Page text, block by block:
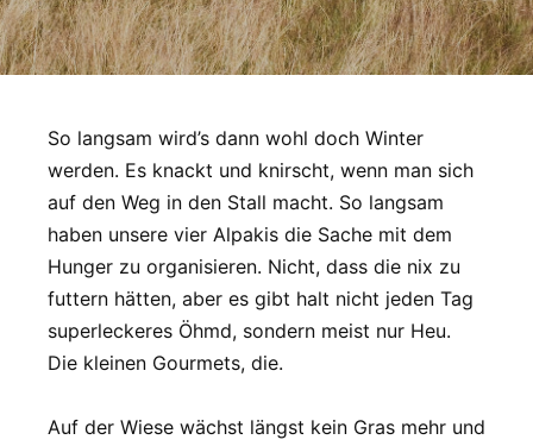
So langsam wird’s dann wohl doch Winter
werden. Es knackt und knirscht, wenn man sich
auf den Weg in den Stall macht. So langsam
haben unsere vier Alpakis die Sache mit dem
Hunger zu organisieren. Nicht, dass die nix zu
futtern hätten, aber es gibt halt nicht jeden Tag
superleckeres Öhmd, sondern meist nur Heu.
Die kleinen Gourmets, die.
Auf der Wiese wächst längst kein Gras mehr und